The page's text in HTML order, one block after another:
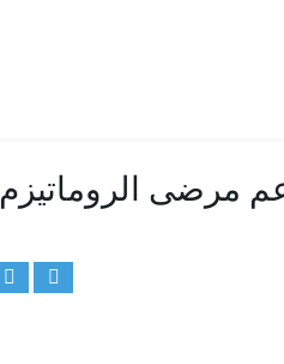
مرضى الروماتيزم